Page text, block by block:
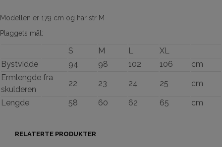
Modellen er 179 cm og har str M
Plaggets mål:
S M L
XL
Bystvidde
94 98 102 106
cm
Ermlengde fra
skulderen
22 23 24 25 cm
Lengde 58 60 62 65 cm
RELATERTE PRODUKTER